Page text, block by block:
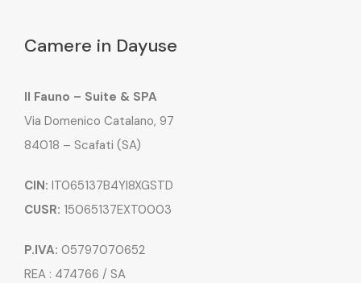
Camere in Dayuse
Il Fauno – Suite & SPA
Via Domenico Catalano, 97
84018 – Scafati (SA)
CIN: IT065137B4YI8XGSTD
CUSR: 15065137EXT0003
P.IVA: 05797070652
REA : 474766 / SA